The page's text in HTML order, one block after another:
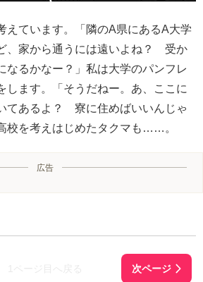
えています。「隣のA県にあるA大学
、家から通うには遠いよね？ 受か
なるかなー？」私は大学のパンフレ
します。「そうだねー。あ、ここに
てあるよ？ 寮に住めばいいんじゃ
校を考えはじめたタクマも……。
広告